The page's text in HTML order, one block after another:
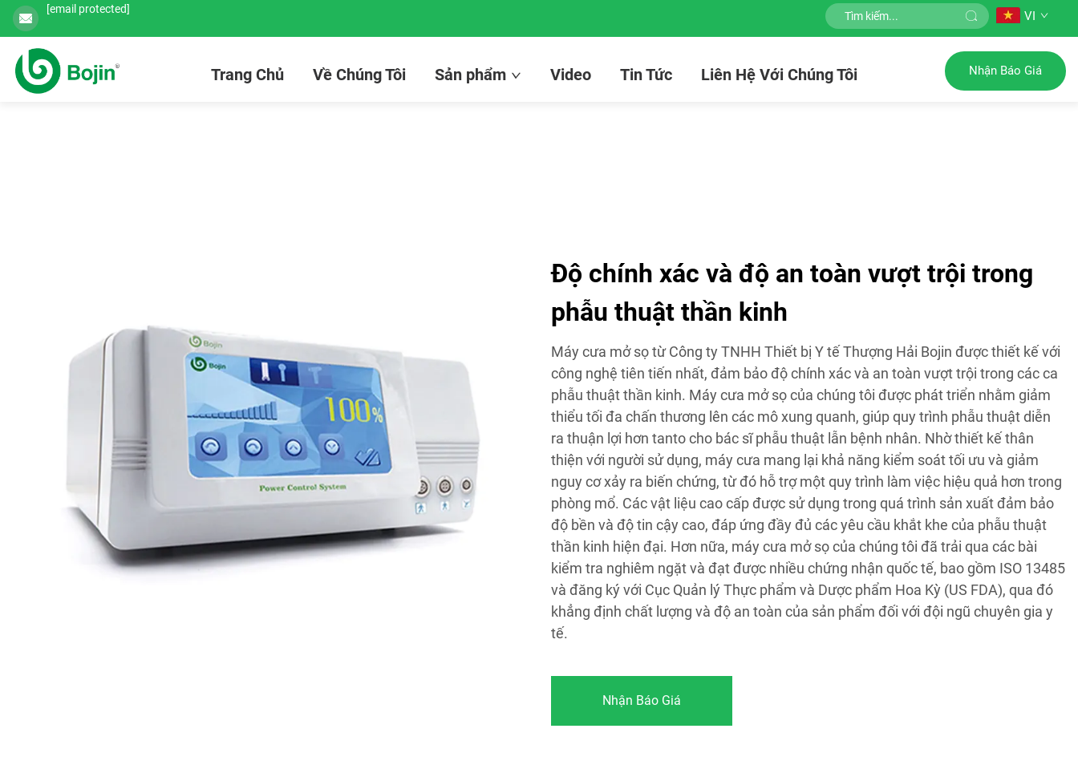
[email protected] VI
Trang Chủ Về Chúng Tôi Sản phẩm Video Tin Tức Liên Hệ Với Chúng Tôi Nhận Báo Giá
Độ chính xác và độ an toàn vượt trội trong
phẫu thuật thần kinh
Máy cưa mở sọ từ Công ty TNHH Thiết bị Y tế Thượng Hải Bojin được thiết kế với
công nghệ tiên tiến nhất, đảm bảo độ chính xác và an toàn vượt trội trong các ca
phẫu thuật thần kinh. Máy cưa mở sọ của chúng tôi được phát triển nhằm giảm
thiểu tối đa chấn thương lên các mô xung quanh, giúp quy trình phẫu thuật diễn
ra thuận lợi hơn tanto cho bác sĩ phẫu thuật lẫn bệnh nhân. Nhờ thiết kế thân
thiện với người sử dụng, máy cưa mang lại khả năng kiểm soát tối ưu và giảm
nguy cơ xảy ra biến chứng, từ đó hỗ trợ một quy trình làm việc hiệu quả hơn trong
phòng mổ. Các vật liệu cao cấp được sử dụng trong quá trình sản xuất đảm bảo
độ bền và độ tin cậy cao, đáp ứng đầy đủ các yêu cầu khắt khe của phẫu thuật
thần kinh hiện đại. Hơn nữa, máy cưa mở sọ của chúng tôi đã trải qua các bài
kiểm tra nghiêm ngặt và đạt được nhiều chứng nhận quốc tế, bao gồm ISO 13485
và đăng ký với Cục Quản lý Thực phẩm và Dược phẩm Hoa Kỳ (US FDA), qua đó
khẳng định chất lượng và độ an toàn của sản phẩm đối với đội ngũ chuyên gia y
tế.
Nhận Báo Giá